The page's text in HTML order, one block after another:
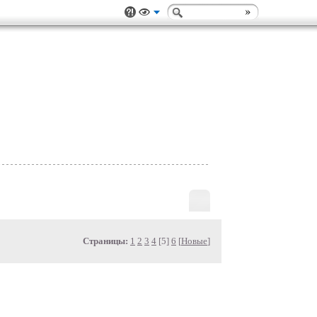
Страницы: 1 2 3 4 [5] 6 [Новые]